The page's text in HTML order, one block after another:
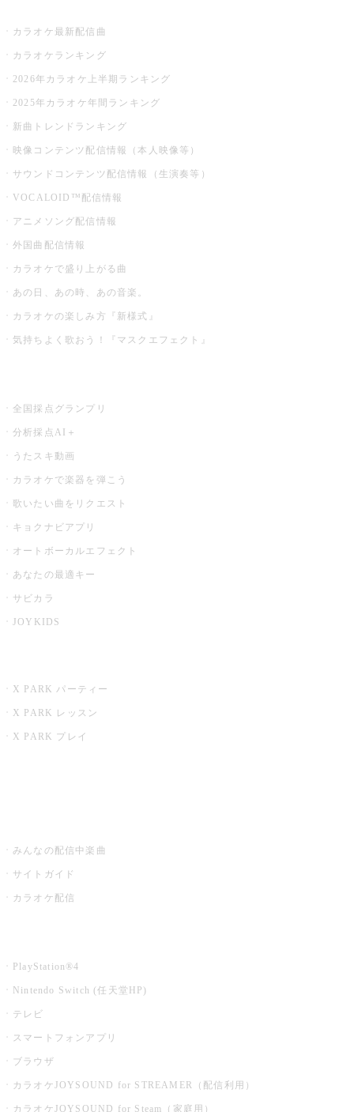
カラオケ最新配信曲
カラオケランキング
2026年カラオケ上半期ランキング
2025年カラオケ年間ランキング
新曲トレンドランキング
映像コンテンツ配信情報（本人映像等）
サウンドコンテンツ配信情報（生演奏等）
VOCALOID™配信情報
アニメソング配信情報
外国曲配信情報
カラオケで盛り上がる曲
あの日、あの時、あの音楽。
カラオケの楽しみ方『新様式』
気持ちよく歌おう！『マスクエフェクト』
全国採点グランプリ
分析採点AI＋
うたスキ動画
カラオケで楽器を弾こう
歌いたい曲をリクエスト
キョクナビアプリ
オートボーカルエフェクト
あなたの最適キー
サビカラ
JOYKIDS
X PARK パーティー
X PARK レッスン
X PARK プレイ
みんなの配信中楽曲
サイトガイド
カラオケ配信
PlayStation®4
Nintendo Switch (任天堂HP)
テレビ
スマートフォンアプリ
ブラウザ
カラオケJOYSOUND for STREAMER（配信利用）
カラオケJOYSOUND for Steam（家庭用）